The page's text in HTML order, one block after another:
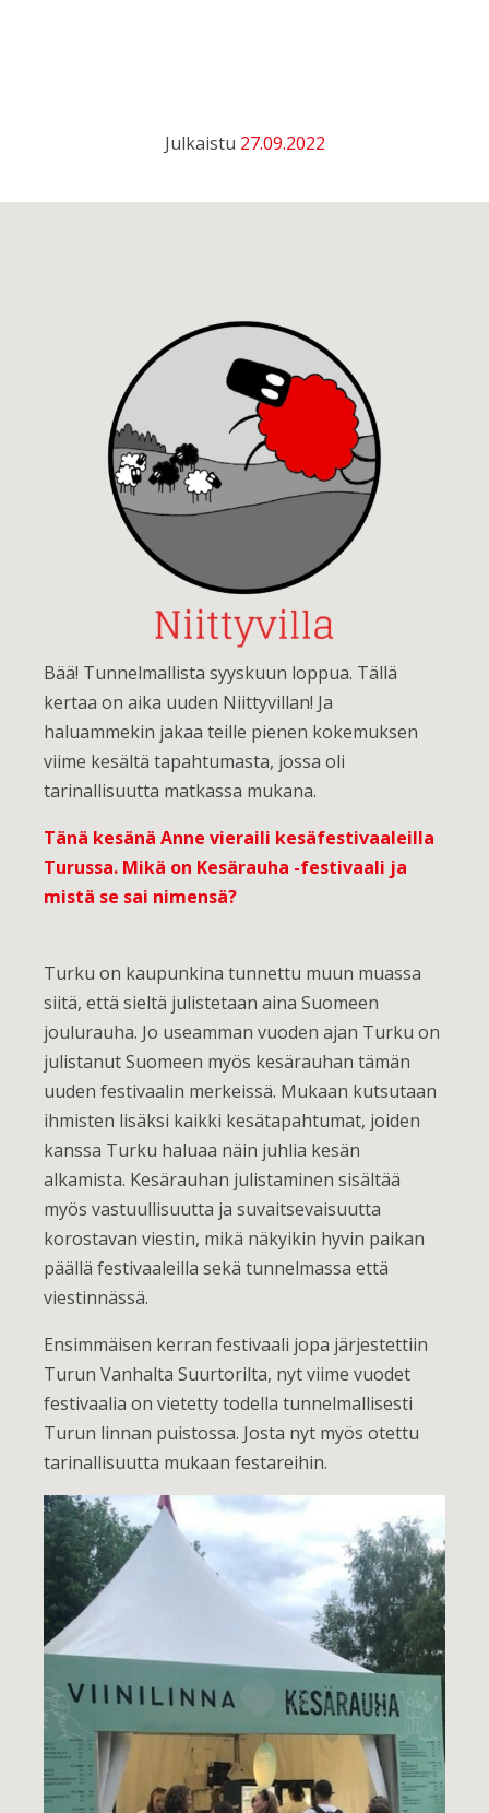
Julkaistu 27.09.2022
Bää! Tunnelmallista syyskuun loppua. Tällä
kertaa on aika uuden Niittyvillan! Ja
haluammekin jakaa teille pienen kokemuksen
viime kesältä tapahtumasta, jossa oli
tarinallisuutta matkassa mukana.
Tänä kesänä Anne vieraili kesäfestivaaleilla
Turussa. Mikä on Kesärauha -festivaali ja
mistä se sai nimensä?
Turku on kaupunkina tunnettu muun muassa
siitä, että sieltä julistetaan aina Suomeen
joulurauha. Jo useamman vuoden ajan Turku on
julistanut Suomeen myös kesärauhan tämän
uuden festivaalin merkeissä. Mukaan kutsutaan
ihmisten lisäksi kaikki kesätapahtumat, joiden
kanssa Turku haluaa näin juhlia kesän
alkamista. Kesärauhan julistaminen sisältää
myös vastuullisuutta ja suvaitsevaisuutta
korostavan viestin, mikä näkyikin hyvin paikan
päällä festivaaleilla sekä tunnelmassa että
viestinnässä.
Ensimmäisen kerran festivaali jopa järjestettiin
Turun Vanhalta Suurtorilta, nyt viime vuodet
festivaalia on vietetty todella tunnelmallisesti
Turun linnan puistossa. Josta nyt myös otettu
tarinallisuutta mukaan festareihin.